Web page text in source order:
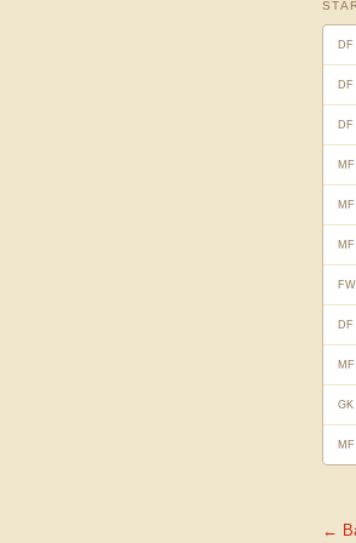
DF
DF
DF
MF
MF
MF
FW
DF
MF
GK
MF
←